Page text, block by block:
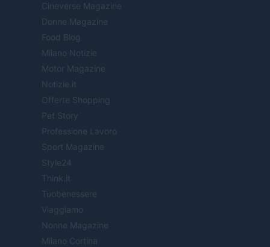
Cineverse Magazine
Donne Magazine
Food Blog
Milano Notizie
Motor Magazine
Notizie.it
Offerte Shopping
Pet Story
Professione Lavoro
Sport Magazine
Style24
Think.it
Tuobenessere
Viaggiamo
Nonne Magazine
Milano Cortina